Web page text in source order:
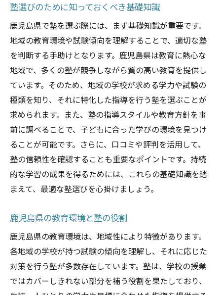
塾訪問で確認すべきポイント
体験授業の活用法
塾選びで相談するべき相手
オンラインとオフラインのメリット比較
鹿児島県の塾との相性を見極める
鹿児島県の塾選びで考慮すべき地域特有のポイ
ント
鹿児島県ならではの教育文化
地域に密着した塾の利点
交通アクセスの重要性
地域行事と学習スケジュールの調整
地元で評判の塾の特徴
鹿児島県の教育方針に合った塾選び
塾選びで失敗しないための鹿児島県での調査方
法
口コミ情報の収集法
教育機関や専門家のアドバイス活用
塾選びのために知っておくべき基礎知識
鹿児島県で塾を選ぶ際には、まず基礎知識が重要です。
地域の教育環境や試験傾向を理解することで、適切な塾
を判断する手助けとなります。鹿児島県は教育に熱心な
地域で、多くの塾が競争しながら質の高い教育を提供し
ています。そのため、地域の学校が求める学力や試験の
種類を知り、それに特化した指導を行う塾を選ぶことが
求められます。また、塾の指導スタイルや教育方針を事
前に調べることで、子どもに合った学びの環境を見つけ
ることが可能です。さらに、口コミや評判を活用して、
塾の信頼性を確認することも重要なポイントです。持続
的な学習の成果を得るためには、これらの基礎知識を踏
まえて、最適な塾選びを心掛けましょう。
鹿児島県の教育環境と塾の役割
鹿児島県の教育環境は、地域性により特徴があります。
各地域の学校が持つ試験の傾向を理解し、それに応じた
対策を行う塾が多数存在しています。塾は、学校の授業
ではカバーしきれない部分を補う役割を果たしており、